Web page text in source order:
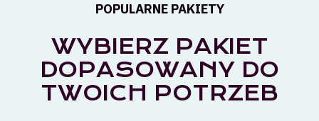
POPULARNE PAKIETY
WYBIERZ PAKIET
DOPASOWANY DO
TWOICH POTRZEB